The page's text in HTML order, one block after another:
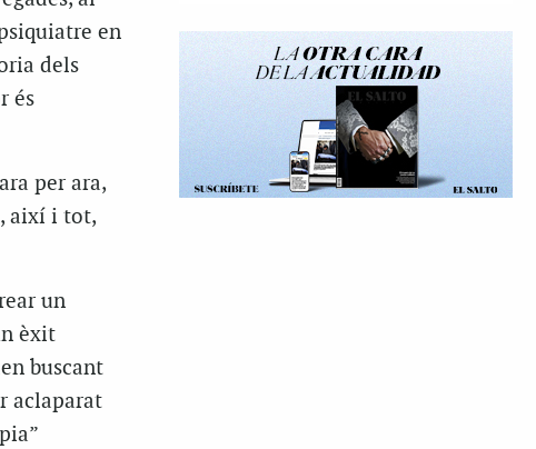
en
dels
és
per ara,
així i tot,
un
èxit
buscant
aclaparat